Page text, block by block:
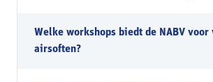
Welke workshops biedt de NABV
airsoften?